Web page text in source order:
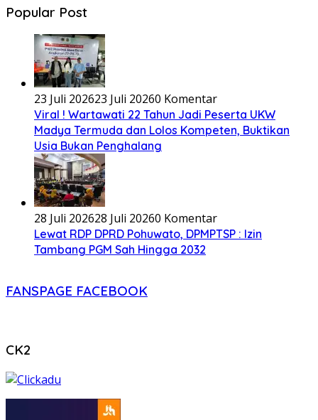
Popular Post
23 Juli 202623 Juli 20260 Komentar
Viral ! Wartawati 22 Tahun Jadi Peserta UKW
Madya Termuda dan Lolos Kompeten, Buktikan
Usia Bukan Penghalang
28 Juli 202628 Juli 20260 Komentar
Lewat RDP DPRD Pohuwato, DPMPTSP : Izin
Tambang PGM Sah Hingga 2032
FANSPAGE FACEBOOK
CK2